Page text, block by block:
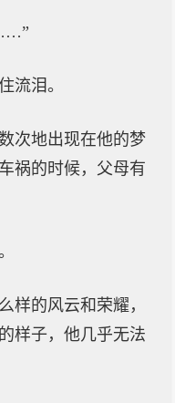
流泪。
次地出现在他的梦
祸的时候，父母有
样的风云和荣耀，
样子，他几乎无法